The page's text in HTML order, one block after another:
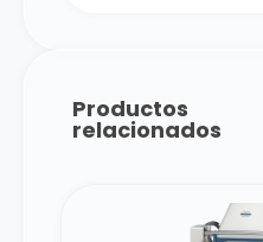
Productos
relacionados